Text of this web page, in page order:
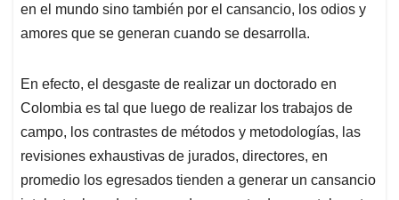
en el mundo sino también por el cansancio, los odios y
amores que se generan cuando se desarrolla.
En efecto, el desgaste de realizar un doctorado en
Colombia es tal que luego de realizar los trabajos de
campo, los contrastes de métodos y metodologías, las
revisiones exhaustivas de jurados, directores, en
promedio los egresados tienden a generar un cansancio